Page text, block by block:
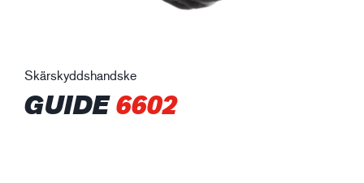
Skärskyddshandske
GUIDE6602